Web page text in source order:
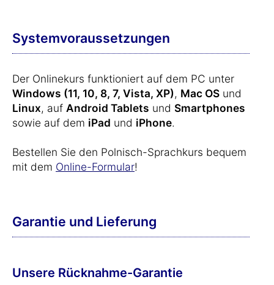
Systemvoraussetzungen
Der Onlinekurs funktioniert auf dem PC unter
Windows (11, 10, 8, 7, Vista, XP), Mac OS und
Linux, auf Android Tablets und Smartphones
sowie auf dem iPad und iPhone.
Bestellen Sie den Polnisch-Sprachkurs bequem
mit dem Online-Formular!
Garantie und Lieferung
Unsere Rücknahme-Garantie